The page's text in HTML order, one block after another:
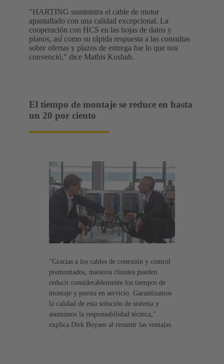
"HARTING suministra el cable de motor
apantallado con una calidad excepcional. La
cooperación con HCS en las hojas de datos y
planos, así como su rápida respuesta a las consultas
sobre ofertas y plazos de entrega fue lo que nos
convenció," dice Mathis Kosbab.
El tiempo de montaje se reduce en hasta
un 20 por ciento
"Gracias a los cables de conexión y control
premontados, nuestros clientes pueden
reducir considerablemente los tiempos de
montaje y puesta en servicio. Garantizamos
la calidad de esta solución de sistema y
asumimos la responsabilidad técnica,"
explica Dirk Boysen al resumir las ventajas.